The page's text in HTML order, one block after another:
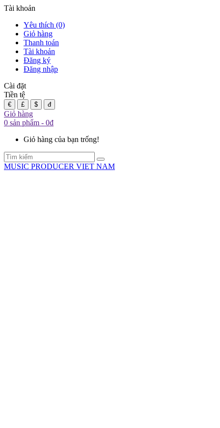
Tài khoản
Yêu thích (0)
Giỏ hàng
Thanh toán
Tài khoản
Đăng ký
Đăng nhập
Cài đặt
Tiền tệ
€ £ $ đ
Giỏ hàng
0 sản phẩm - 0đ
Giỏ hàng của bạn trống!
MUSIC PRODUCER VIET NAM